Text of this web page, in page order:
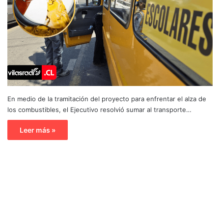
En medio de la tramitación del proyecto para enfrentar el alza de
los combustibles, el Ejecutivo resolvió sumar al transporte…
Leer más »